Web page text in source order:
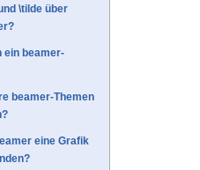
\tilde über
ein beamer-
beamer-Themen
eine Grafik